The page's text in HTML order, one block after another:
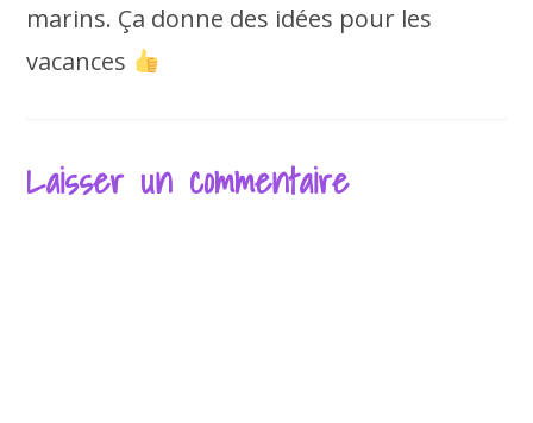
marins. Ça donne des idées pour les
vacances
Laisser un commentaire